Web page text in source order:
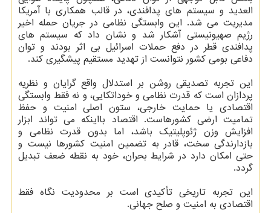
العدید و سیستم های پدافندی، در قالب همکاری با آمریکا
مدیریت می شد. این وابستگی نظامی در جریان حمله اخیر
رژیم صهیونیستی آشکار شد و نشان داد که سیستم های
پدافندی قطر در دفع حملات اسرائیل بی اثر بودند و توان
دفاعی بومی کشور نتوانست از تهدید مستقیم پیشگیری کند.
این تجربه تصدیقی روشن بر استدلال واقع گرایان و نظریه
پردازان است که قدرت نظامی و خوداتکایی، و نه فقط وابستگی
اقتصادی یا حمایت خارجی، ستون اصلی امنیت و حفظ
تمامیت ارضی کشورهاست. اقتصاد بااینکه می تواند ابزار
افزایش وزن ژئوپلیتیک باشد، اما بدون قدرت نظامی و
بازدارندگی سخت، قادر به تضمین امنیت کشورها نیست و
حتی امکان دارد در شرایط بحران، خود به نقطه ضعف تبدیل
گردد.
این تجربه تاریخی تأکیدی است بر محدودیت نگاه فقط
اقتصادی به امنیت و صلح جهانی.